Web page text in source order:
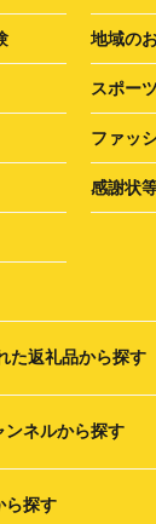
地域の
スポー
ファッ
感謝状
た返礼品から探す
ンネルから探す
ら探す